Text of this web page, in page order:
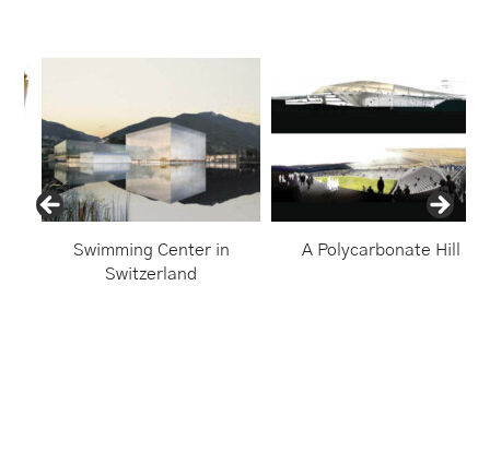
Swimming Center in
Switzerland
A Polycarbonate Hill